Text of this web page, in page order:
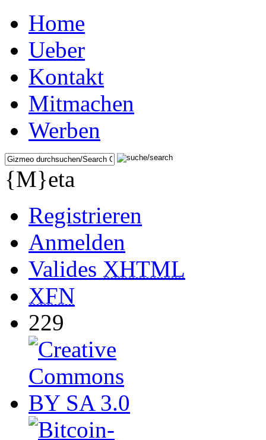
Home
Ueber
Kontakt
Mitmachen
Werben
{M}eta
Registrieren
Anmelden
Valides XHTML
XFN
229